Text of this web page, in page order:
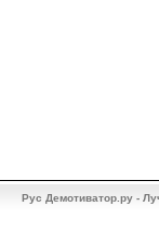
Рус Демотиватор.ру -